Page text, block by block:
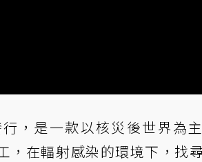
，是一款以核災後世界為
，在輻射感染的環境下，找